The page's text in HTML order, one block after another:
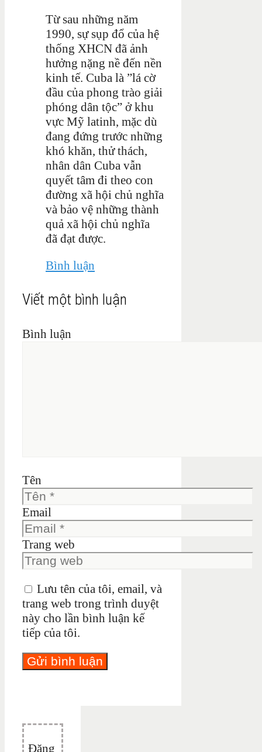
Từ sau những năm
1990, sự sụp đổ của hệ
thống XHCN đã ảnh
hưởng nặng nề đến nền
kinh tế. Cuba là ”lá cờ
đầu của phong trào giải
phóng dân tộc” ở khu
vực Mỹ latinh, mặc dù
đang đứng trước những
khó khăn, thử thách,
nhân dân Cuba vẫn
quyết tâm đi theo con
đường xã hội chủ nghĩa
và bảo vệ những thành
quả xã hội chủ nghĩa
đã đạt được.
Bình luận
Viết một bình luận
Bình luận
Tên
Email
Trang web
Lưu tên của tôi, email, và
trang web trong trình duyệt
này cho lần bình luận kế
tiếp của tôi.
Đăng